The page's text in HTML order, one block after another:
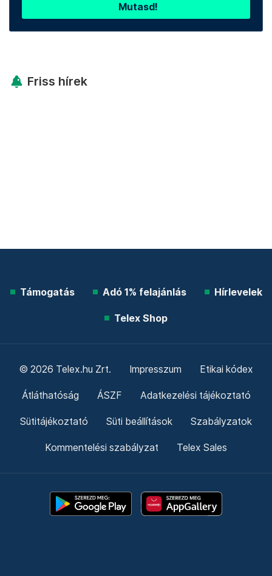
Mutasd!
Friss hírek
Támogatás Adó 1% felajánlás Hírlevelek
Telex Shop
© 2026 Telex.hu Zrt. Impresszum Etikai kódex
Átláthatóság ÁSZF Adatkezelési tájékoztató
Sütitájékoztató Süti beállítások Szabályzatok
Kommentelési szabályzat Telex Sales